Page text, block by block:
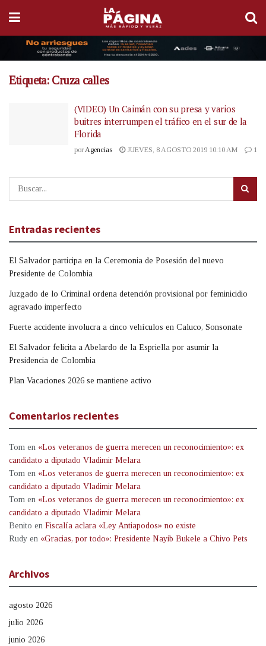
Etiqueta: Cruza calles
(VIDEO) Un Caimán con su presa y varios
buitres interrumpen el tráfico en el sur de la
Florida
por Agencias JUEVES, 8 AGOSTO 2019 10:10 AM 1
Entradas recientes
El Salvador participa en la Ceremonia de Posesión del nuevo
Presidente de Colombia
Juzgado de lo Criminal ordena detención provisional por feminicidio
agravado imperfecto
Fuerte accidente involucra a cinco vehículos en Caluco, Sonsonate
El Salvador felicita a Abelardo de la Espriella por asumir la
Presidencia de Colombia
Plan Vacaciones 2026 se mantiene activo
Comentarios recientes
Tom en «Los veteranos de guerra merecen un reconocimiento»: ex
candidato a diputado Vladimir Melara
Tom en «Los veteranos de guerra merecen un reconocimiento»: ex
candidato a diputado Vladimir Melara
Tom en «Los veteranos de guerra merecen un reconocimiento»: ex
candidato a diputado Vladimir Melara
Benito en Fiscalía aclara «Ley Antiapodos» no existe
Rudy en «Gracias, por todo»: Presidente Nayib Bukele a Chivo Pets
Archivos
agosto 2026
julio 2026
junio 2026